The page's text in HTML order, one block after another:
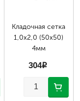
Кладочная сетка
1,0х2,0 (50х50)
4мм
304p